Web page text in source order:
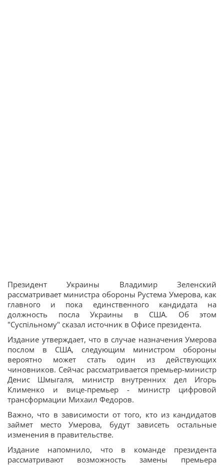
Президент Украины Владимир Зеленский
рассматривает министра обороны Рустема Умерова, как
главного и пока единственного кандидата на
должность посла Украины в США. Об этом
"Суспільному" сказал источник в Офисе президента.
Издание утверждает, что в случае назначения Умерова
послом в США, следующим министром обороны
вероятно может стать один из действующих
чиновников. Сейчас рассматривается премьер-министр
Денис Шмыгаля, министр внутренних дел Игорь
Клименко и вице-премьер - министр цифровой
трансформации Михаил Федоров.
Важно, что в зависимости от того, кто из кандидатов
займет место Умерова, будут зависеть остальные
изменения в правительстве.
Издание напомнило, что в команде президента
рассматривают возможность замены премьера